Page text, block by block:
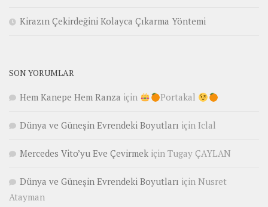
Kirazın Çekirdeğini Kolayca Çıkarma Yöntemi
SON YORUMLAR
Hem Kanepe Hem Ranza için Portakal
Dünya ve Güneşin Evrendeki Boyutları için Iclal
Mercedes Vito’yu Eve Çevirmek için Tugay ÇAYLAN
Dünya ve Güneşin Evrendeki Boyutları için Nusret
Atayman